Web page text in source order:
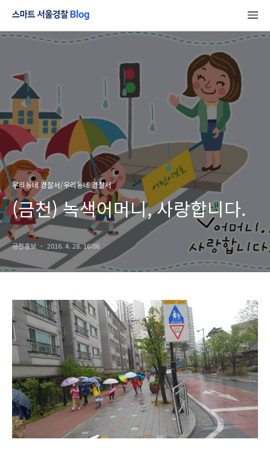
우리동네 경찰서/우리동네 경찰서
(금천) 녹색어머니, 사랑합니다.
금천홍보 2016. 4. 28. 16:06